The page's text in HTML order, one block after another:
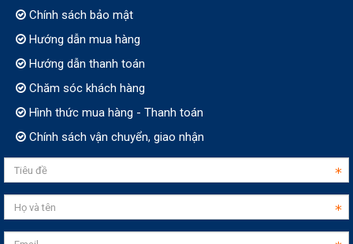
Chính sách bảo mật
Hướng dẫn mua hàng
Hướng dẫn thanh toán
Chăm sóc khách hàng
Hình thức mua hàng - Thanh toán
Chính sách vận chuyển, giao nhận